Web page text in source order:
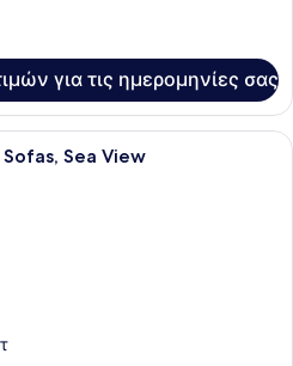
για τις ημερομηνίες σας
Κλινοσκεπάσματα υψηλής
Sea View